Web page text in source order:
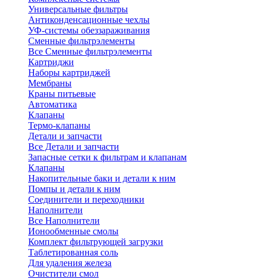
Универсальные фильтры
Антиконденсационные чехлы
УФ-системы обеззараживания
Сменные фильтрэлементы
Все Сменные фильтрэлементы
Картриджи
Наборы картриджей
Мембраны
Краны питьевые
Автоматика
Клапаны
Термо-клапаны
Детали и запчасти
Все Детали и запчасти
Запасные сетки к фильтрам и клапанам
Клапаны
Накопительные баки и детали к ним
Помпы и детали к ним
Соединители и переходники
Наполнители
Все Наполнители
Ионообменные смолы
Комплект фильтрующей загрузки
Таблетированная соль
Для удаления железа
Очистители смол